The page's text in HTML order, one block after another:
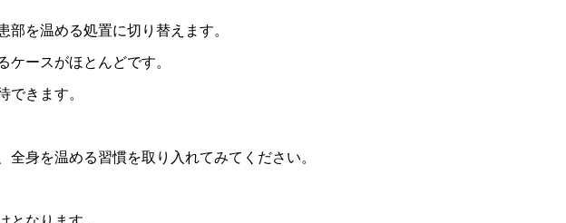
を温める処置に切り替えます。
ースがほとんどです。
できます。
身を温める習慣を取り入れてみてください。